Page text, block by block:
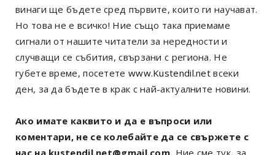
винаги ще бъдете сред първите, които ги научават.
Но това не е всичко! Ние също така приемаме
сигнали от нашите читатели за нередности и
случващи се събития, свързани с региона. Не
губете време, посетете www.Kustendil.net всеки
ден, за да бъдете в крак с най-актуалните новини.
Ако имате каквито и да е въпроси или
коментари, не се колебайте да се свържете с
нас на kustendil.net@gmail.com. Ние сме тук, за